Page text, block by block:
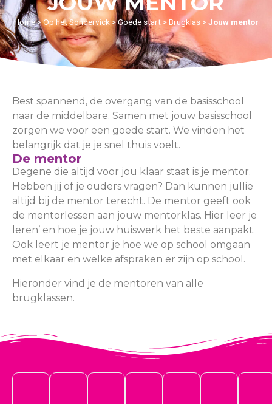
Home>Op het Sondervick>Goede start>Brugklas>Jouw mentor
Best spannend, de overgang van de basisschool
naar de middelbare. Samen met jouw basisschool
zorgen we voor een goede start. We vinden het
belangrijk dat je je snel thuis voelt.
De mentor
Degene die altijd voor jou klaar staat is je mentor.
Hebben jij of je ouders vragen? Dan kunnen jullie
altijd bij de mentor terecht. De mentor geeft ook
de mentorlessen aan jouw mentorklas. Hier leer je
leren’ en hoe je jouw huiswerk het beste aanpakt.
Ook leert je mentor je hoe we op school omgaan
met elkaar en welke afspraken er zijn op school.
Hieronder vind je de mentoren van alle
brugklassen.